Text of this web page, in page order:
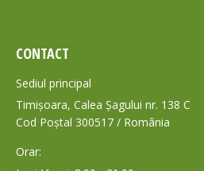
CONTACT
Sediul principal
Timișoara, Calea Șagului nr. 138 C
Cod Poștal 300517 / România
Orar: